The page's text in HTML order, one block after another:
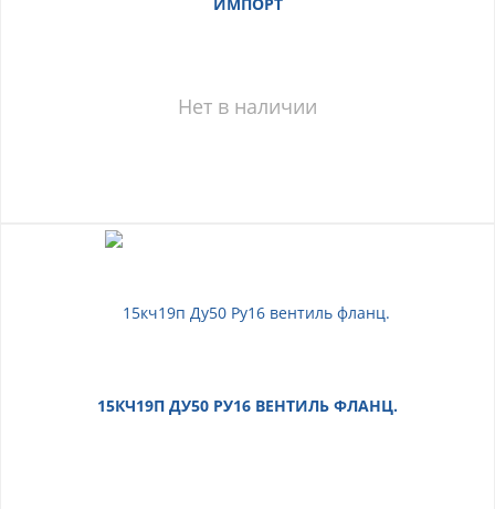
Нет в наличии
15КЧ19П ДУ50 РУ16 ВЕНТИЛЬ ФЛАНЦ.